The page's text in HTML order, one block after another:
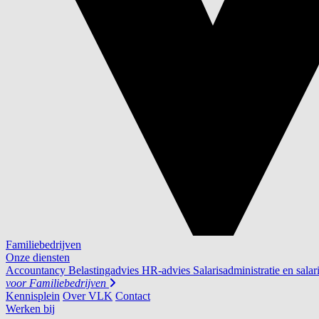
Familiebedrijven
Onze diensten
Accountancy Belastingadvies HR-advies Salarisadministratie en
voor Familiebedrijven
Kennisplein Over VLK Contact
Werken bij